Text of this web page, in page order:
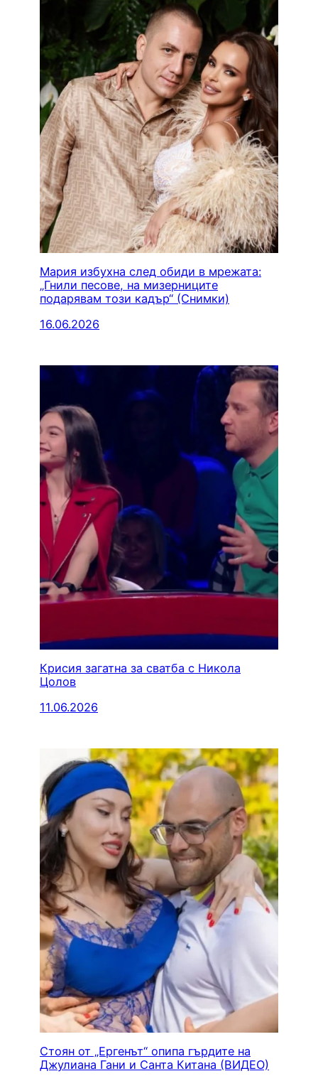
Мария избухна след обиди в мрежата:
„Гнили песове, на мизерниците
подарявам този кадър“ (Снимки)
16.06.2026
Крисия загатна за сватба с Никола
Цолов
11.06.2026
Стоян от „Ергенът“ опипа гърдите на
Джулиана Гани и Санта Китана (ВИДЕО)